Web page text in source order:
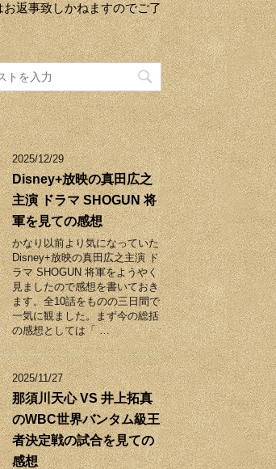
返事致しかねますのでご了
2025/12/29
Disney+放映の真田広之
主演 ドラマ SHOGUN 将
軍を見ての感想
かなり以前より気になっていた
Disney+放映の真田広之主演 ド
ラマ SHOGUN 将軍をようやく
見ましたので感想を書いておき
ます。全10話をものの三日間で
一気に観ました。まず今の総括
の感想としては「 …
2025/11/27
那須川天心 VS 井上拓真
のWBC世界バンタム級王
者決定戦の試合を見ての
感想